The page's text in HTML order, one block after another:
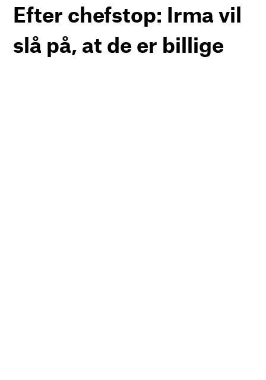
Efter chefstop: Irma vil
slå på, at de er billige